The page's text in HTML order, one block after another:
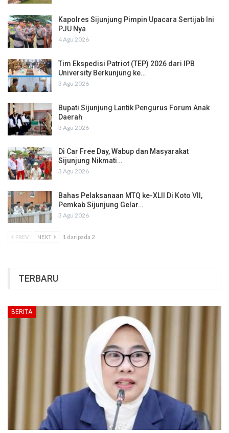
Kapolres Sijunjung Pimpin Upacara Sertijab Ini
PJU Nya
4 Agu 2026
Tim Ekspedisi Patriot (TEP) 2026 dari IPB
University Berkunjung ke…
3 Agu 2026
Bupati Sijunjung Lantik Pengurus Forum Anak
Daerah
3 Agu 2026
Di Car Free Day, Wabup dan Masyarakat
Sijunjung Nikmati…
3 Agu 2026
Bahas Pelaksanaan MTQ ke-XLII Di Koto VII,
Pemkab Sijunjung Gelar…
3 Agu 2026
PREV NEXT 1 daripada 2
TERBARU
BERITA